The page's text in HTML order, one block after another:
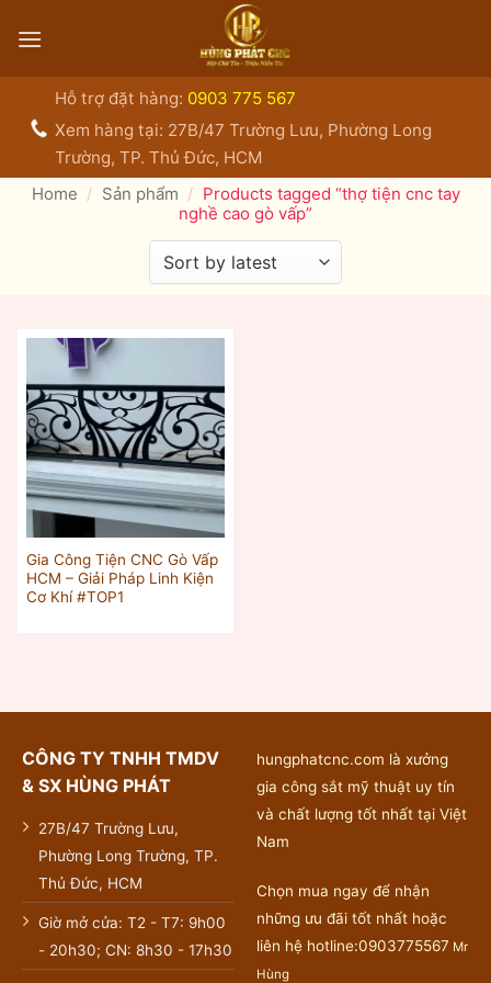
qua
Hỗ trợ đặt hàng: 0903 775 567
Xem hàng tại: 27B/47 Trường Lưu, Phường Long
Trường, TP. Thủ Đức, HCM
Home / Sản phẩm / Products tagged “thợ tiện cnc tay
nghề cao gò vấp”
Gia Công Tiện CNC Gò Vấp
HCM – Giải Pháp Linh Kiện
Cơ Khí #TOP1
CÔNG TY TNHH TMDV
& SX HÙNG PHÁT
27B/47 Trường Lưu,
Phường Long Trường, TP.
Thủ Đức, HCM
Giờ mở cửa: T2 - T7: 9h00
- 20h30; CN: 8h30 - 17h30
hungphatcnc.com là xưởng
gia công sắt mỹ thuật uy tín
và chất lượng tốt nhất tại Việt
Nam
Chọn mua ngay để nhận
những ưu đãi tốt nhất hoặc
liên hệ hotline:0903775567 Mr
Hùng